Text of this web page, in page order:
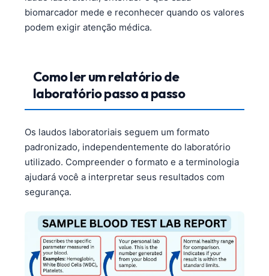
biomarcador mede e reconhecer quando os valores
podem exigir atenção médica.
Como ler um relatório de
laboratório passo a passo
Os laudos laboratoriais seguem um formato
padronizado, independentemente do laboratório
utilizado. Compreender o formato e a terminologia
ajudará você a interpretar seus resultados com
segurança.